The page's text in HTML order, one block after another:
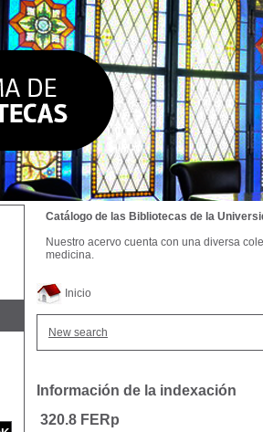
Inicio
New search
Información de la indexación
320.8 FERp
Catálogo de las Bibliotecas de la
Nuestro acervo cuenta con una diversa
medicina.